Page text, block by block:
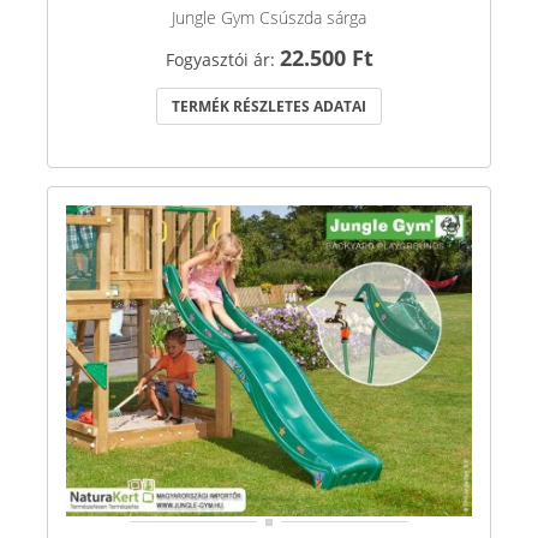
Jungle Gym Csúszda sárga
Fogyasztói ár: 22.500 Ft
TERMÉK RÉSZLETES ADATAI